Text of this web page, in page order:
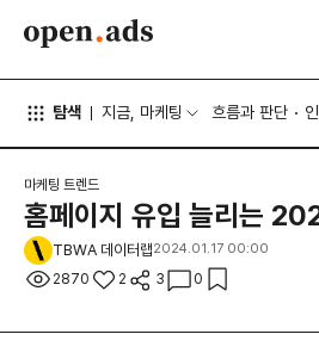
탐색 지금, 마케팅 흐름과 판단
마케팅 트렌드
홈페이지 유입 늘리는
TBWA 데이터랩2024.01.17 00:00
2870 2 3 0